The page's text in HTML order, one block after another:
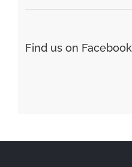
Find us on Facebook